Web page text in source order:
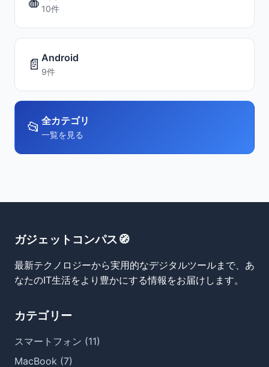
10件
📄 Android
9件
📂 全カテゴリ
一覧を見る
ガジェットコンパス🧭
最新テクノロジーから実用的なデジタルツールまで、あ
なたのIT生活をより豊かにする情報をお届けします。
カテゴリー
スマートフォン (11)
MacBook (7)